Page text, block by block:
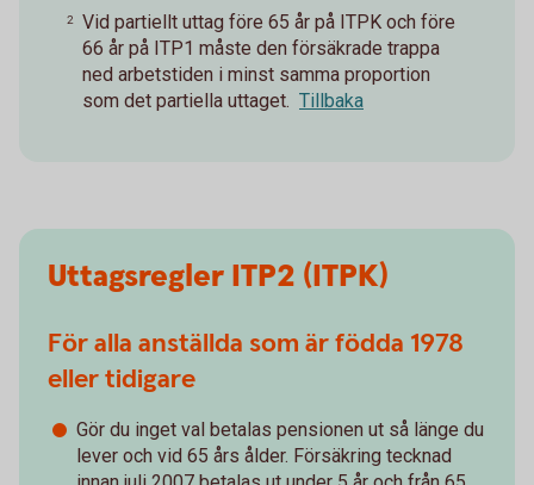
2
Vid partiellt uttag före 65 år på ITPK och före
66 år på ITP1 måste den försäkrade trappa
ned arbetstiden i minst samma proportion
som det partiella uttaget. Tillbaka
Uttagsregler ITP2 (ITPK)
För alla anställda som är födda 1978
eller tidigare
Gör du inget val betalas pensionen ut så länge du
lever och vid 65 års ålder. Försäkring tecknad